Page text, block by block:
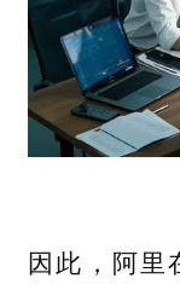
因此，阿里